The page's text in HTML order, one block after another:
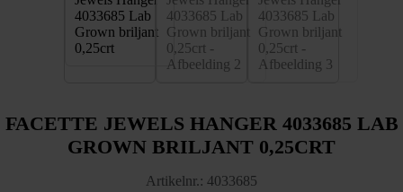
FACETTE JEWELS HANGER 4033685 LAB
GROWN BRILJANT 0,25CRT
Artikelnr.: 4033685